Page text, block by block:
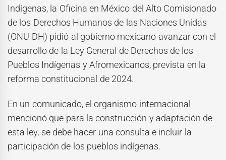
Indígenas, la Oficina en México del Alto Comisionado
de los Derechos Humanos de las Naciones Unidas
(ONU-DH) pidió al gobierno mexicano avanzar con el
desarrollo de la Ley General de Derechos de los
Pueblos Indígenas y Afromexicanos, prevista en la
reforma constitucional de 2024.
En un comunicado, el organismo internacional
mencionó que para la construcción y adaptación de
esta ley, se debe hacer una consulta e incluir la
participación de los pueblos indígenas.